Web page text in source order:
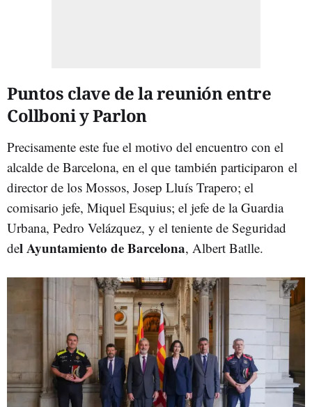
Puntos clave de la reunión entre
Collboni y Parlon
Precisamente este fue el motivo del encuentro con el
alcalde de Barcelona, en el que también participaron el
director de los Mossos, Josep Lluís Trapero; el
comisario jefe, Miquel Esquius; el jefe de la Guardia
Urbana, Pedro Velázquez, y el teniente de Seguridad
del Ayuntamiento de Barcelona, Albert Batlle.